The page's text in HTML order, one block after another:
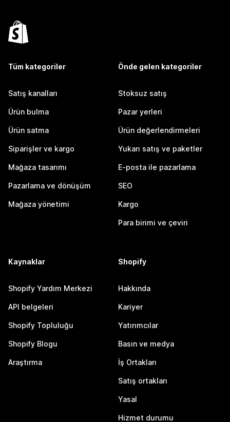
Tüm kategoriler
Satış kanalları
Ürün bulma
Ürün satma
Siparişler ve kargo
Mağaza tasarımı
Pazarlama ve dönüşüm
Mağaza yönetimi
Önde gelen kategoriler
Stoksuz satış
Pazar yerleri
Ürün değerlendirmeleri
Yukarı satış ve paketler
E-posta ile pazarlama
SEO
Kargo
Para birimi ve çeviri
Kaynaklar
Shopify Yardım Merkezi
API belgeleri
Shopify Topluluğu
Shopify Blogu
Araştırma
Shopify
Hakkında
Kariyer
Yatırımcılar
Basın ve medya
İş Ortakları
Satış ortakları
Yasal
Hizmet durumu